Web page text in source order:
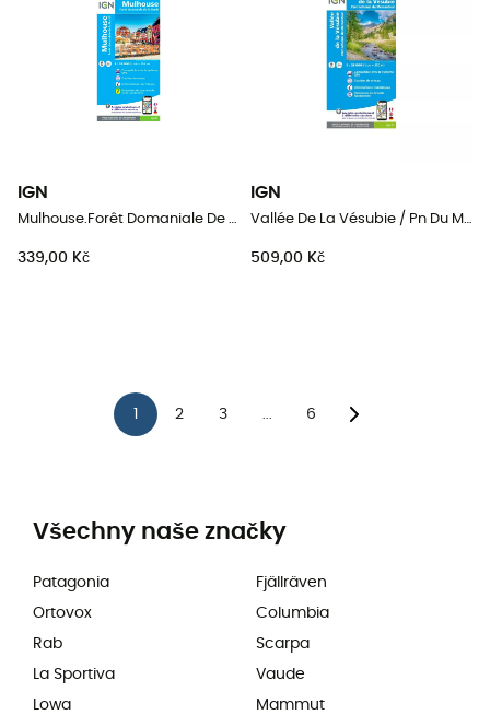
IGN
Mulhouse.Forêt Domaniale De La Hardt
339,00 Kč
IGN
Vallée De La Vésubie / Pn Du Mercantour
509,00 Kč
2 3 6
Všechny naše značky
Patagonia
Ortovox
Rab
La Sportiva
Lowa
Fjällräven
Columbia
Scarpa
Vaude
Mammut